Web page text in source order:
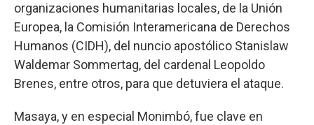
organizaciones humanitarias locales, de la Unión
Europea, la Comisión Interamericana de Derechos
Humanos (CIDH), del nuncio apostólico Stanislaw
Waldemar Sommertag, del cardenal Leopoldo
Brenes, entre otros, para que detuviera el ataque.
Masaya, y en especial Monimbó, fue clave en